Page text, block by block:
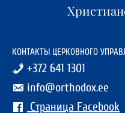
КОНТАКТЫ ЦЕРКОВНОГО
+372 641 1301
info@orthodox.ee
Страница Facebook